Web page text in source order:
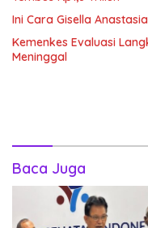
Ini Cara Gisella
Kemenkes Evaluasi
Meninggal
Baca Juga